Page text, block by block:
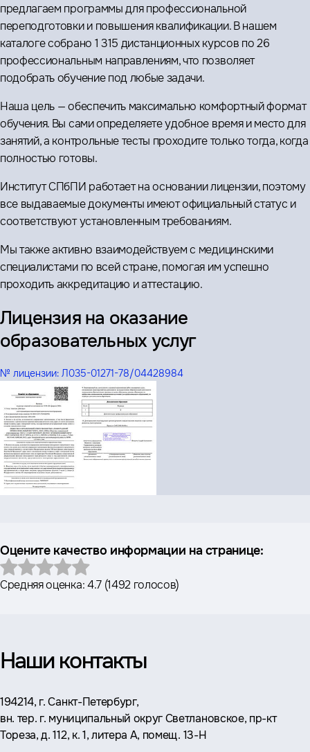
предлагаем программы для профессиональной
переподготовки и повышения квалификации. В нашем
каталоге собрано 1 315 дистанционных курсов по 26
профессиональным направлениям, что позволяет
подобрать обучение под любые задачи.
Наша цель — обеспечить максимально комфортный формат
обучения. Вы сами определяете удобное время и место для
занятий, а контрольные тесты проходите только тогда, когда
полностью готовы.
Институт СПбПИ работает на основании лицензии, поэтому
все выдаваемые документы имеют официальный статус и
соответствуют установленным требованиям.
Мы также активно взаимодействуем с медицинскими
специалистами по всей стране, помогая им успешно
проходить аккредитацию и аттестацию.
Лицензия на оказание
образовательных услуг
№ лицензии: Л035-01271-78/04428984
Оцените качество информации на странице:
Средняя оценка:4.7(1492 голосов)
Наши контакты
Адрес:
194214, г. Санкт-Петербург,
вн. тер. г. муниципальный округ Светлановское, пр-кт
Тореза, д. 112, к. 1, литера А, помещ. 13-Н